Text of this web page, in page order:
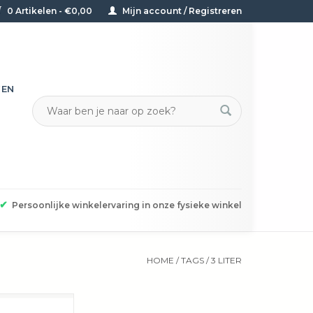
0 Artikelen - €0,00 Mijn account / Registreren
✔ Persoonlijke winkelervaring in onze fysieke winkel
HOME /TAGS /3 LITER